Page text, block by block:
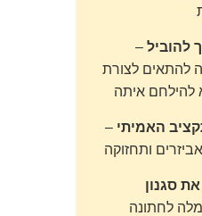
להוביל–
להתאים לצורת
להילחם איתה
האמיתי –
ותחזוקה
סגנון
לחתונה